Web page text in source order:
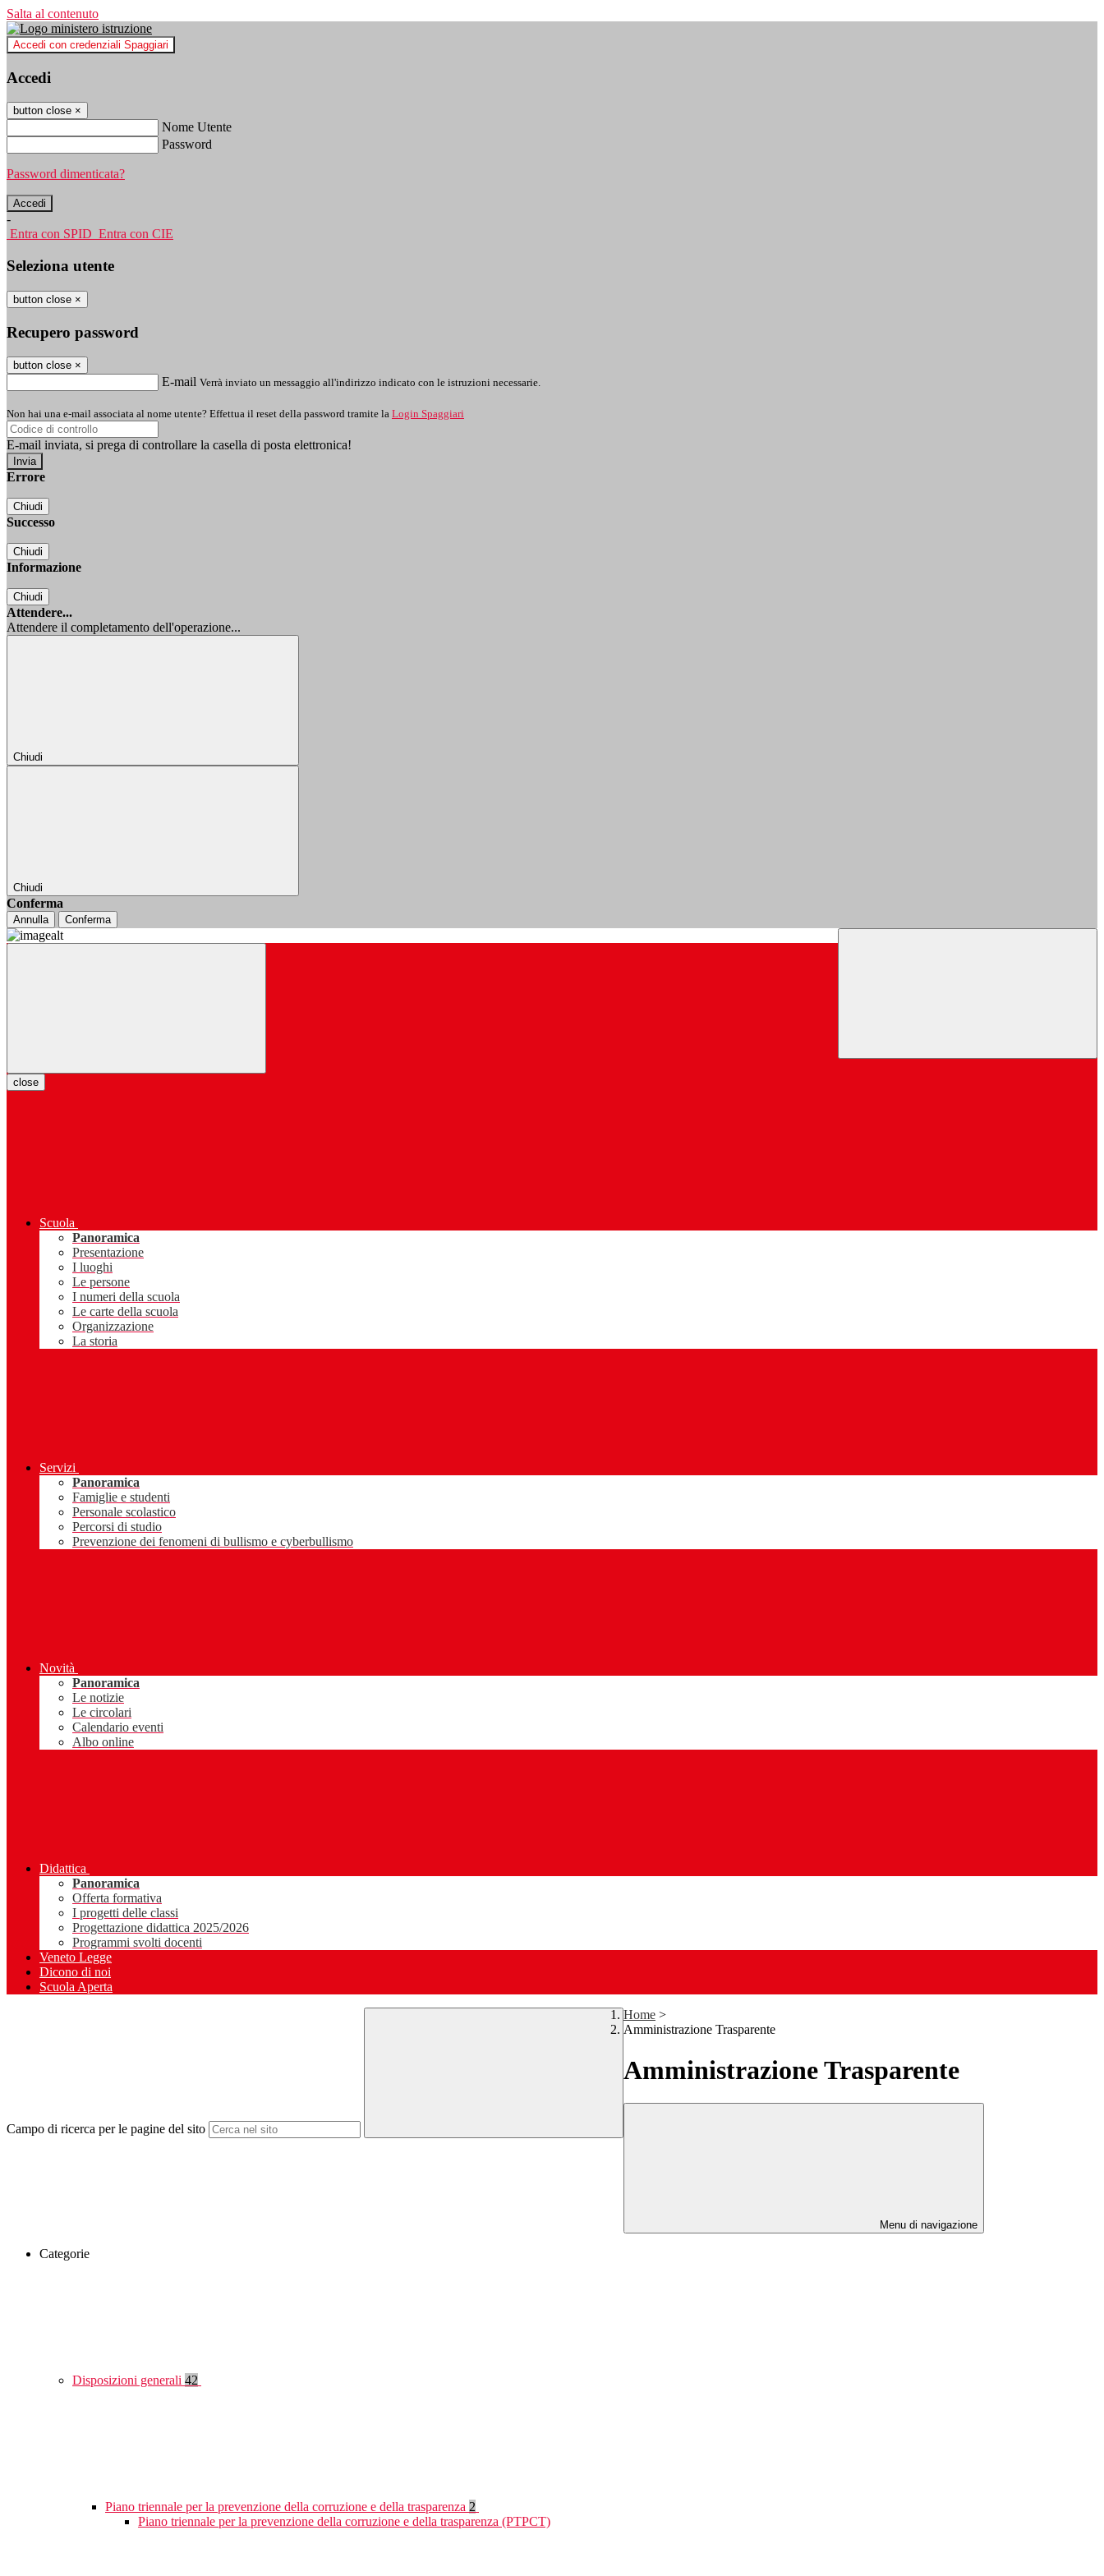
Salta al contenuto
Accedi con credenziali Spaggiari
Accedi
button close ×
Nome Utente
Password
Password dimenticata?
-
Entra con SPID Entra con CIE
Seleziona utente
button close ×
Recupero password
button close ×
E-mail Verrà inviato un messaggio all'indirizzo indicato con le istruzioni necessarie.
Non hai una e-mail associata al nome utente? Effettua il reset della password tramite la Login Spaggiari
E-mail inviata, si prega di controllare la casella di posta elettronica!
Errore
Chiudi
Successo
Chiudi
Informazione
Chiudi
Attendere...
Attendere il completamento dell'operazione...
Chiudi
Chiudi
Conferma
Annulla Conferma
close
Scuola
Panoramica
Presentazione
I luoghi
Le persone
I numeri della scuola
Le carte della scuola
Organizzazione
La storia
Servizi
Panoramica
Famiglie e studenti
Personale scolastico
Percorsi di studio
Prevenzione dei fenomeni di bullismo e cyberbullismo
Novità
Panoramica
Le notizie
Le circolari
Calendario eventi
Albo online
Didattica
Panoramica
Offerta formativa
I progetti delle classi
Progettazione didattica 2025/2026
Programmi svolti docenti
Veneto Legge
Dicono di noi
Scuola Aperta
Campo di ricerca per le pagine del sito
Home >
Amministrazione Trasparente
Amministrazione Trasparente
Menu di navigazione
Categorie
Disposizioni generali 42
Piano triennale per la prevenzione della corruzione e della trasparenza 2
Piano triennale per la prevenzione della corruzione e della trasparenza (PTPCT)